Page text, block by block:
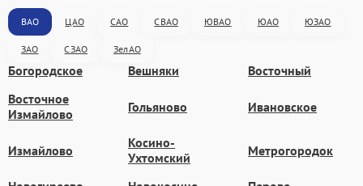
ВАО ЦАО САО СВАО ЮВАО ЮАО ЮЗАО
ЗАО СЗАО ЗелАО
Богородское Вешняки
Восточный
Восточное
Измайлово
Гольяново Ивановское
Измайлово
Косино-
Ухтомский
Метрогородок